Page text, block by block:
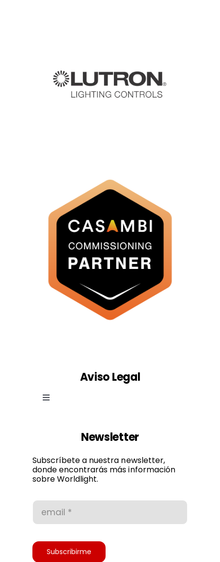
Aviso Legal
Toggle
Política de privacidad
Accesibilidad
Newsletter
Subscríbete a nuestra newsletter,
donde encontrarás más información
sobre Worldlight.
Subscribirme